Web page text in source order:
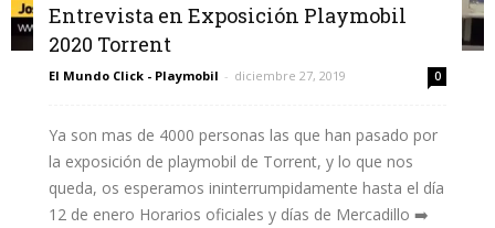
Entrevista en Exposición Playmobil
2020 Torrent
El Mundo Click - Playmobil - diciembre 27, 2019 0
Ya son mas de 4000 personas las que han pasado por
la exposición de playmobil de Torrent, y lo que nos
queda, os esperamos ininterrumpidamente hasta el día
12 de enero Horarios oficiales y días de Mercadillo ➡️